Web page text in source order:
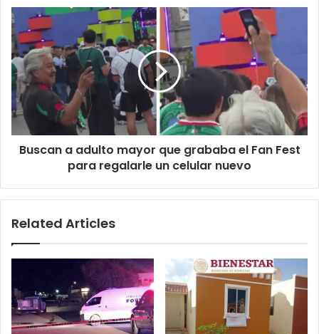
Buscan
a
adulto
mayor
que
grababa
el
Fan
Fest
para
Buscan a adulto mayor que grababa el Fan Fest
para regalarle un celular nuevo
Related Articles